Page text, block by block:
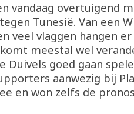
vandaag overtuigend
Tunesië. Van een
veel vlaggen hangen
meestal wel
goed gaan
aanwezig bij
en won zelfs de